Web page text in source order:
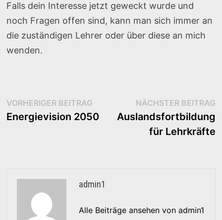
Falls dein Interesse jetzt geweckt wurde und
noch Fragen offen sind, kann man sich immer an
die zuständigen Lehrer oder über diese an mich
wenden.
Beitragsnavigation
VORHERIGER BEITRAGVorheriger
Beitrag:
Energievision 2050
NÄCHSTER BEITRAG
Auslandsfortbildung
für Lehrkräfte
admin1
Alle Beiträge ansehen von admin1